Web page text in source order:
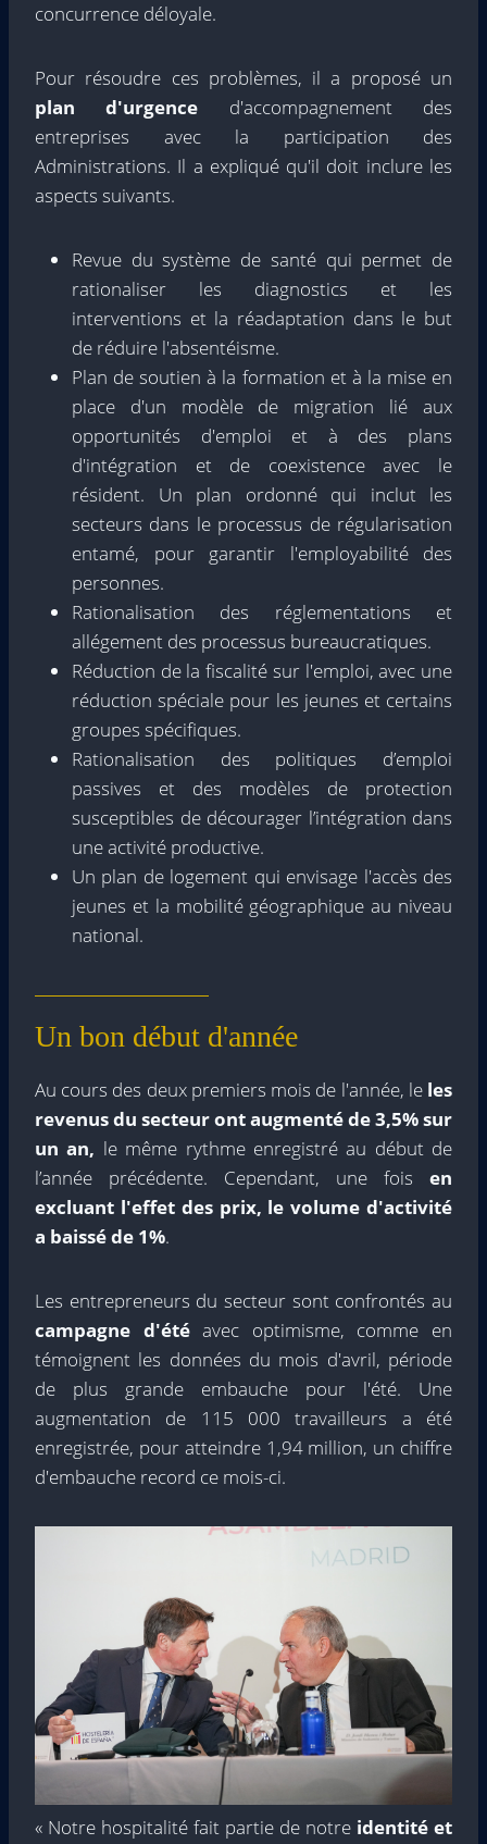
concurrence déloyale.
Pour résoudre ces problèmes, il a proposé un
plan d'urgence d'accompagnement des
entreprises avec la participation des
Administrations. Il a expliqué qu'il doit inclure les
aspects suivants.
Revue du système de santé qui permet de
rationaliser les diagnostics et les
interventions et la réadaptation dans le but
de réduire l'absentéisme.
Plan de soutien à la formation et à la mise en
place d'un modèle de migration lié aux
opportunités d'emploi et à des plans
d'intégration et de coexistence avec le
résident. Un plan ordonné qui inclut les
secteurs dans le processus de régularisation
entamé, pour garantir l'employabilité des
personnes.
Rationalisation des réglementations et
allégement des processus bureaucratiques.
Réduction de la fiscalité sur l'emploi, avec une
réduction spéciale pour les jeunes et certains
groupes spécifiques.
Rationalisation des politiques d’emploi
passives et des modèles de protection
susceptibles de décourager l’intégration dans
une activité productive.
Un plan de logement qui envisage l'accès des
jeunes et la mobilité géographique au niveau
national.
Un bon début d'année
Au cours des deux premiers mois de l'année, le les
revenus du secteur ont augmenté de 3,5% sur
un an, le même rythme enregistré au début de
l’année précédente. Cependant, une fois en
excluant l'effet des prix, le volume d'activité
a baissé de 1%.
Les entrepreneurs du secteur sont confrontés au
campagne d'étéavec optimisme, comme en
témoignent les données du mois d'avril, période
de plus grande embauche pour l'été. Une
augmentation de 115 000 travailleurs a été
enregistrée, pour atteindre 1,94 million, un chiffre
d'embauche record ce mois-ci.
« Notre hospitalité fait partie de notre identité et